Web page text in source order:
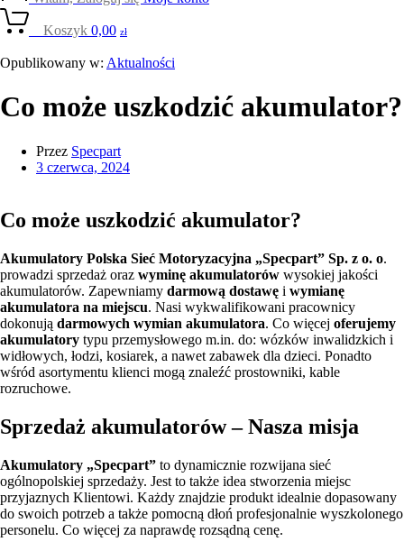
Koszyk 0,00 zł
Opublikowany w: Aktualności
Co może uszkodzić akumulator?
Przez Specpart
3 czerwca, 2024
Co może uszkodzić akumulator?
Akumulatory Polska Sieć Motoryzacyjna „Specpart” Sp. z o. o.
prowadzi sprzedaż oraz wyminę akumulatorów wysokiej jakości
akumulatorów. Zapewniamy darmową dostawę i wymianę
akumulatora na miejscu. Nasi wykwalifikowani pracownicy
dokonują darmowych wymian akumulatora. Co więcej oferujemy
akumulatory typu przemysłowego m.in. do: wózków inwalidzkich i
widłowych, łodzi, kosiarek, a nawet zabawek dla dzieci. Ponadto
wśród asortymentu klienci mogą znaleźć prostowniki, kable
rozruchowe.
Sprzedaż akumulatorów – Nasza misja
Akumulatory „Specpart” to dynamicznie rozwijana sieć
ogólnopolskiej sprzedaży. Jest to także idea stworzenia miejsc
przyjaznych Klientowi. Każdy znajdzie produkt idealnie dopasowany
do swoich potrzeb a także pomocną dłoń profesjonalnie wyszkolonego
personelu. Co więcej za naprawdę rozsądną cenę.